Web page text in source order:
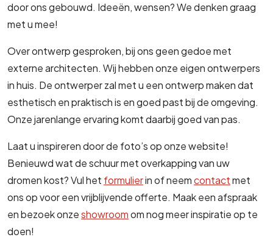
door ons gebouwd. Ideeën, wensen? We denken graag
met u mee!
Over ontwerp gesproken, bij ons geen gedoe met
externe architecten. Wij hebben onze eigen ontwerpers
in huis. De ontwerper zal met u een ontwerp maken dat
esthetisch en praktisch is en goed past bij de omgeving.
Onze jarenlange ervaring komt daarbij goed van pas.
Laat u inspireren door de foto’s op onze website!
Benieuwd wat de schuur met overkapping van uw
dromen kost? Vul het formulierin of neemcontactmet
ons op voor een vrijblijvende offerte. Maak een afspraak
en bezoek onzeshowroomom nog meer inspiratie op te
doen!